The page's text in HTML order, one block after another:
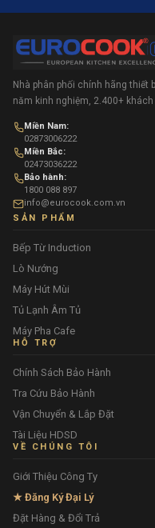
Nhà phân phối chính hãng thiết
năm kinh nghiệm, 2.400+
Miền Nam:
02873006222
Miền Bắc:
02473036222
Bảo hành:
1800 088 897
info@eurocook.com.vn
SẢN PHẨM
Bếp Từ Induction
Lò Nướng
Máy Hút Mùi
Tủ Lạnh Âm Tủ
Máy Pha Cafe
HỖ TRỢ
Chính Sách Bảo Hành
Tra Cứu Bảo Hành
Vận Chuyển & Lắp Đặt
Tài Liệu HDSD
VỀ CHÚNG TÔI
Giới Thiệu Công Ty
★ Đăng Ký Đại Lý
Đặt Hàng & Đổi Trả